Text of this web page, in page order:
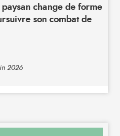
paysan change de forme
son combat de
2026